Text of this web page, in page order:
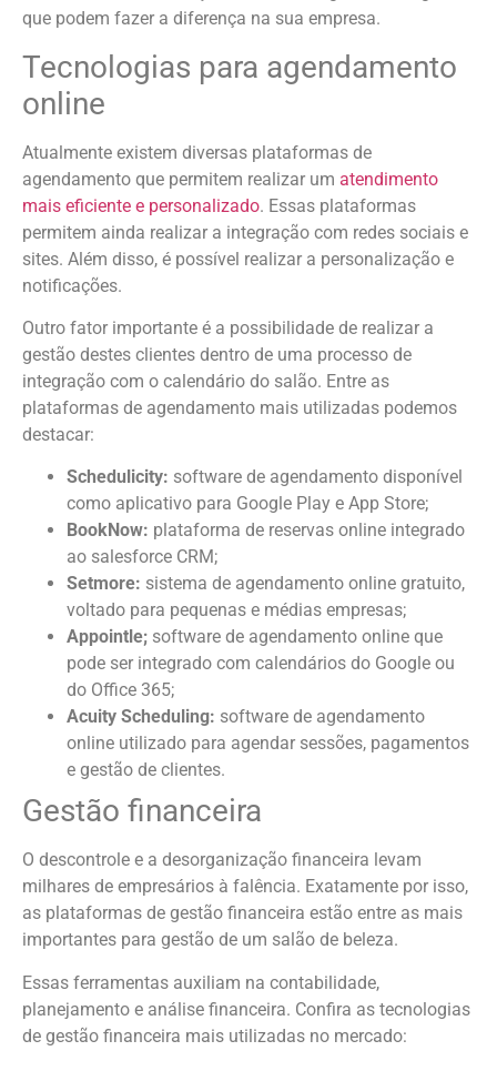
que podem fazer a diferença na sua empresa.
Tecnologias para agendamento
online
Atualmente existem diversas plataformas de
agendamento que permitem realizar um atendimento
mais eficiente e personalizado. Essas plataformas
permitem ainda realizar a integração com redes sociais e
sites. Além disso, é possível realizar a personalização e
notificações.
Outro fator importante é a possibilidade de realizar a
gestão destes clientes dentro de uma processo de
integração com o calendário do salão. Entre as
plataformas de agendamento mais utilizadas podemos
destacar:
Schedulicity: software de agendamento disponível
como aplicativo para Google Play e App Store;
BookNow: plataforma de reservas online integrado
ao salesforce CRM;
Setmore: sistema de agendamento online gratuito,
voltado para pequenas e médias empresas;
Appointle; software de agendamento online que
pode ser integrado com calendários do Google ou
do Office 365;
Acuity Scheduling: software de agendamento
online utilizado para agendar sessões, pagamentos
e gestão de clientes.
Gestão financeira
O descontrole e a desorganização financeira levam
milhares de empresários à falência. Exatamente por isso,
as plataformas de gestão financeira estão entre as mais
importantes para gestão de um salão de beleza.
Essas ferramentas auxiliam na contabilidade,
planejamento e análise financeira. Confira as tecnologias
de gestão financeira mais utilizadas no mercado: